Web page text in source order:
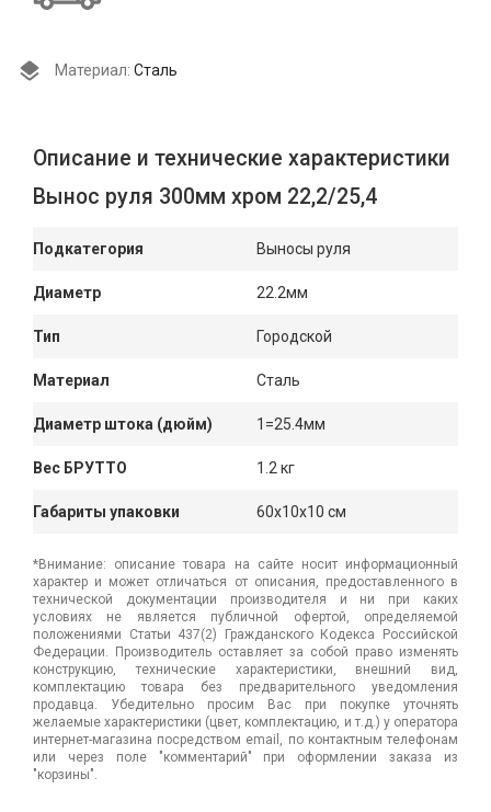
Материал: Сталь
Описание и технические характеристики
Вынос руля 300мм хром 22,2/25,4
Подкатегория Выносы руля
Диаметр 22.2мм
Тип Городской
Материал Сталь
Диаметр штока (дюйм) 1=25.4мм
Вес БРУТТО 1.2 кг
Габариты упаковки 60x10x10 см
*Внимание: описание товара на сайте носит информационный
характер и может отличаться от описания, предоставленного в
технической документации производителя и ни при каких
условиях не является публичной офертой, определяемой
положениями Статьи 437(2) Гражданского Кодекса Российской
Федерации. Производитель оставляет за собой право изменять
конструкцию, технические характеристики, внешний вид,
комплектацию товара без предварительного уведомления
продавца. Убедительно просим Вас при покупке уточнять
желаемые характеристики (цвет, комплектацию, и т.д.) у оператора
интернет-магазина посредством email, по контактным телефонам
или через поле "комментарий" при оформлении заказа из
"корзины".